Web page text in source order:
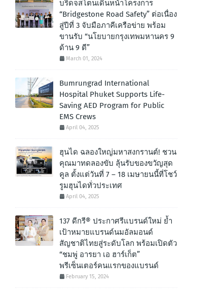
บริดจสโตนเดินหน้าโครงการ
“Bridgestone Road Safety” ต่อเนื่อง
สู่ปีที่ 3 จับมือภาคีเครือข่าย พร้อม
ขานรับ “นโยบายกรุงเทพมหานคร 9
ด้าน 9 ดี”
March 01, 2024
Bumrungrad International
Hospital Phuket Supports Life-
Saving AED Program for Public
EMS Crews
April 04, 2025
ฮุนได ฉลองใหญ่มหาสงกรานต์! ชวน
คุณมาทดลองขับ ลุ้นรับของขวัญสุด
คูล ตั้งแต่วันที่ 7 – 18 เมษายนนี้ที่โชว์
รูมฮุนไดทั่วประเทศ
April 04, 2025
137 ดีกรี® ประกาศรีแบรนด์ใหม่ ย้ำ
เป้าหมายแบรนด์นมอัลมอนด์
สัญชาติไทยสู่ระดับโลก พร้อมเปิดตัว
“ชมพู่ อารยา เอ ฮาร์เก็ต”
พรีเซ็นเตอร์คนแรกของแบรนด์
February 15, 2024